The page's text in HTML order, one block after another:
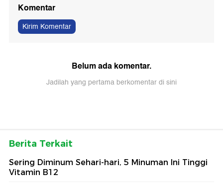
Komentar
Kirim Komentar
Belum ada komentar.
Jadilah yang pertama berkomentar di sini
Berita Terkait
Sering Diminum Sehari-hari, 5 Minuman Ini Tinggi
Vitamin B12